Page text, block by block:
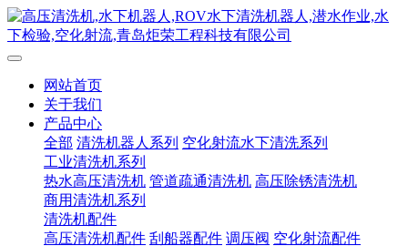
网站首页
关于我们
产品中心
全部 清洗机器人系列 空化射流水下清洗系列
工业清洗机系列
热水高压清洗机 管道疏通清洗机 高压除锈清洗机
商用清洗机系列
清洗机配件
高压清洗机配件 刮船器配件 调压阀 空化射流配件